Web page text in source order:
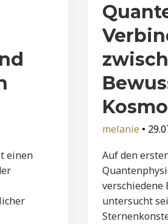
einen
melanie •
Auf den
verschiedene
untersucht